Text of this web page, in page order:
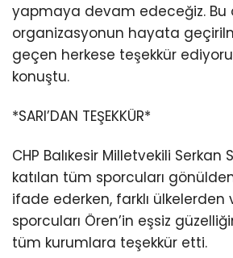
yapmaya devam edeceğiz. Bu
organizasyonun hayata
geçen herkese teşekkür
konuştu.
*SARI’DAN TEŞEKKÜR*
CHP Balıkesir Milletvekili Serkan
katılan tüm sporcuları
ifade ederken, farklı ülkelerden
sporcuları Ören’in eşsiz
tüm kurumlara teşekkür etti.